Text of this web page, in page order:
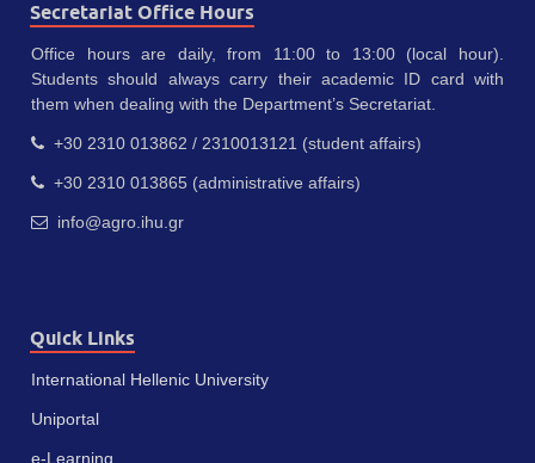
Secretariat Office Hours
Office hours are daily, from 11:00 to 13:00 (local hour).
Students should always carry their academic ID card with
them when dealing with the Department’s Secretariat.
+30 2310 013862 / 2310013121 (student affairs)
+30 2310 013865 (administrative affairs)
info@agro.ihu.gr
Quick Links
International Hellenic University
Uniportal
e-Learning